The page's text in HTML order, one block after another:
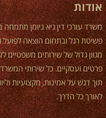
אודות
משרד עורכי דין גיא ניומן מתמחה
פשיטת רגל ובתחום הוצאה לפועל
מגוון גדול של שירותים משפטיים
פרטים ועסקיים. כל שירותי
תוך דגש על אמינות, מקצועיות
לאורך כל הדרך.